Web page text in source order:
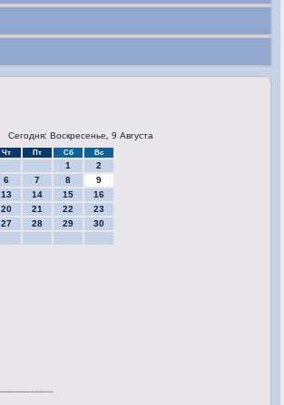
Сегодня: Воскресенье, 9 Августа
Чт Пт Сб Вс
1
2
6 7 8
9
13 14 15
16
20 21 22
23
27 28 29
30